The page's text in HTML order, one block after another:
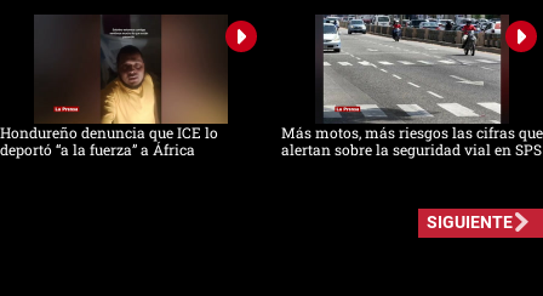
Hondureño denuncia que ICE lo
deportó “a la fuerza” a África
Más motos, más riesgos las cifras que
alertan sobre la seguridad vial en SPS
SIGUIENTE